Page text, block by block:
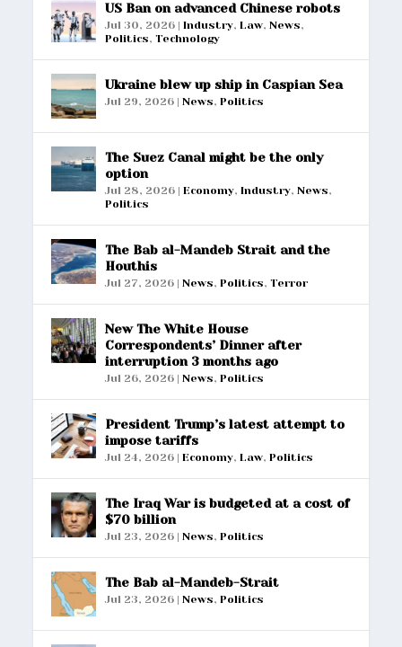
US Ban on advanced Chinese robots
Jul 30, 2026 |Industry,Law,News,
Politics,Technology
Ukraine blew up ship in Caspian Sea
Jul 29, 2026 |News,Politics
The Suez Canal might be the only
option
Jul 28, 2026 |Economy,Industry,News,
Politics
The Bab al-Mandeb Strait and the
Houthis
Jul 27, 2026 |News,Politics,Terror
New The White House
Correspondents’ Dinner after
interruption 3 months ago
Jul 26, 2026 |News,Politics
President Trump’s latest attempt to
impose tariffs
Jul 24, 2026 |Economy,Law,Politics
The Iraq War is budgeted at a cost of
$70 billion
Jul 23, 2026 |News,Politics
The Bab al-Mandeb-Strait
Jul 23, 2026 |News,Politics